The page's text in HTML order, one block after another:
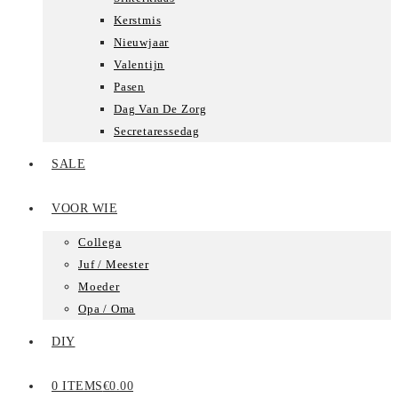
Kerstmis
Nieuwjaar
Valentijn
Pasen
Dag Van De Zorg
Secretaressedag
SALE
VOOR WIE
Collega
Juf / Meester
Moeder
Opa / Oma
DIY
0 ITEMS€0.00